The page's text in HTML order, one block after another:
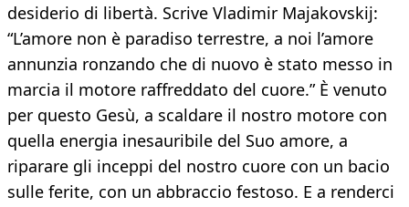
desiderio di libertà. Scrive Vladimir Majakovskij:
“L’amore non è paradiso terrestre, a noi l’amore
annunzia ronzando che di nuovo è stato messo in
marcia il motore raffreddato del cuore.” È venuto
per questo Gesù, a scaldare il nostro motore con
quella energia inesauribile del Suo amore, a
riparare gli inceppi del nostro cuore con un bacio
sulle ferite, con un abbraccio festoso. E a renderci